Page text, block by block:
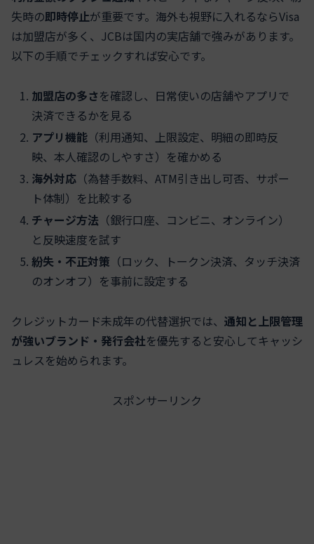
失時の即時停止が重要です。海外も視野に入れるならVisa
は加盟店が多く、JCBは国内の実店舗で強みがあります。
以下の手順でチェックすれば安心です。
加盟店の多さを確認し、日常使いの店舗やアプリで
決済できるかを見る
アプリ機能 （利用通知、上限設定、明細の即時反
映、本人確認のしやすさ）を確かめる
海外対応 （為替手数料、ATM引き出し可否、サポー
ト体制）を比較する
チャージ方法 （銀行口座、コンビニ、オンライン）
と反映速度を試す
紛失・不正対策 （ロック、トークン決済、タッチ決済
のオンオフ）を事前に設定する
クレジットカード未成年の代替選択では、 通知と上限管理
が強いブランド・発行会社を優先すると安心してキャッシ
ュレスを始められます。
スポンサーリンク